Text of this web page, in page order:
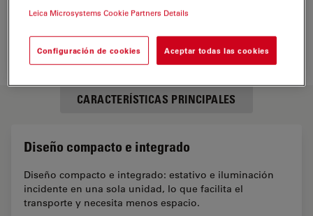
CARACTERÍSTICAS PRINCIPALES
Diseño compacto e integrado
Diseño compacto e integrado: estativo e iluminación
incidente en una sola unidad, lo que facilita el
transporte y necesita menos espacio.
Leica Microsystems Cookie Partners Details
Configuración de cookies Aceptar todas las cookies